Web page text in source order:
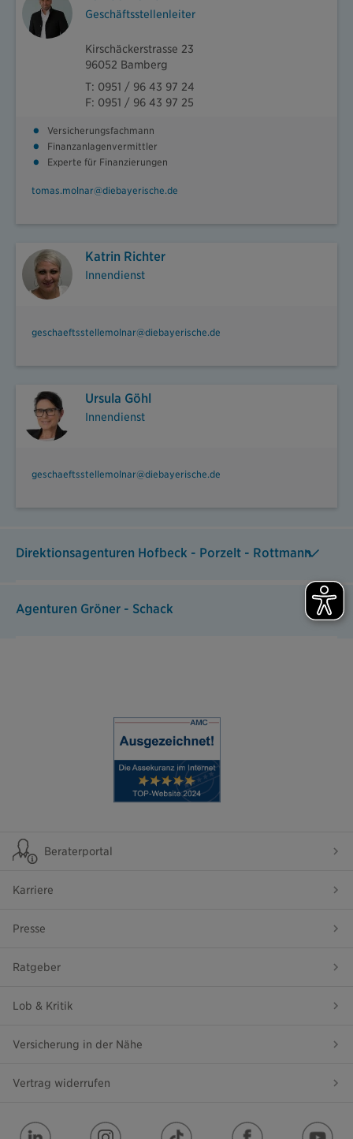
Geschäftsstellenleiter
Kirschäckerstrasse 23
96052 Bamberg
T: 0951 / 96 43 97 24
F: 0951 / 96 43 97 25
Versicherungsfachmann
Finanzanlagenvermittler
Experte für Finanzierungen
tomas.molnar@diebayerische.de
Katrin Richter
Innendienst
geschaeftsstellemolnar@diebayerische.de
Ursula Göhl
Innendienst
geschaeftsstellemolnar@diebayerische.de
Direktionsagenturen Hofbeck - Porzelt - Rottmann
Agenturen Gröner - Schack
Beraterportal
Karriere
Presse
Ratgeber
Lob & Kritik
Versicherung in der Nähe
Vertrag widerrufen